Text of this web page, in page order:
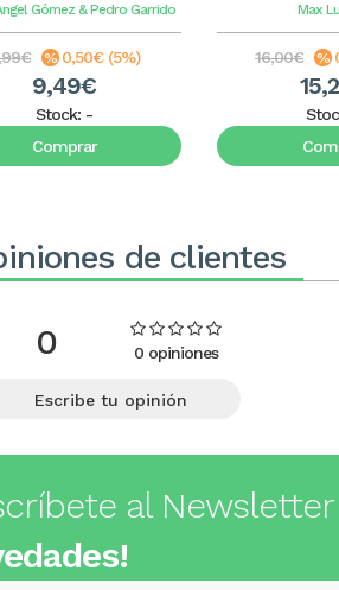
Gómez & Pedro Garrido
0,50€ (5%)
9,49€
Stock: -
Comprar
Max
16,00€
de clientes
0 0 opiniones
Escribe tu opinión
al